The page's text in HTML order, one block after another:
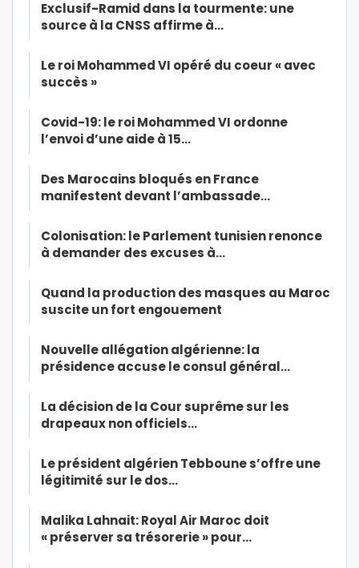
Exclusif-Ramid dans la tourmente: une
source à la CNSS affirme à…
Le roi Mohammed VI opéré du coeur « avec
succès »
Covid-19: le roi Mohammed VI ordonne
l’envoi d’une aide à 15…
Des Marocains bloqués en France
manifestent devant l’ambassade…
Colonisation: le Parlement tunisien renonce
à demander des excuses à…
Quand la production des masques au Maroc
suscite un fort engouement
Nouvelle allégation algérienne: la
présidence accuse le consul général…
La décision de la Cour suprême sur les
drapeaux non officiels…
Le président algérien Tebboune s’offre une
légitimité sur le dos…
Malika Lahnait: Royal Air Maroc doit
« préserver sa trésorerie » pour…